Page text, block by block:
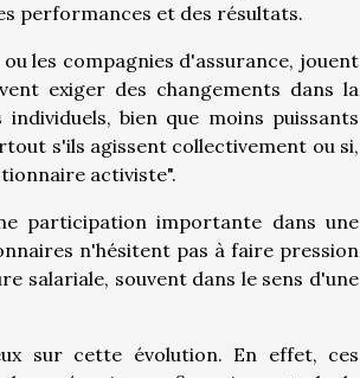
performances et des résultats.
les compagnies d'assurance, jouent
exiger des changements dans la
bien que moins puissants
s'ils agissent collectivement ou si,
activiste".
participation importante dans une
n'hésitent pas à faire pression
salariale, souvent dans le sens d'une
sur cette évolution. En effet, ces